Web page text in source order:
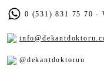
0 (531) 831 75 70 -
@dekantdoktoruu